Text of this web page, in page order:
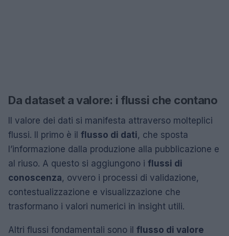
Da dataset a valore: i flussi che contano
Il valore dei dati si manifesta attraverso molteplici
flussi. Il primo è il flusso di dati, che sposta
l’informazione dalla produzione alla pubblicazione e
al riuso. A questo si aggiungono i flussi di
conoscenza, ovvero i processi di validazione,
contestualizzazione e visualizzazione che
trasformano i valori numerici in insight utili.
Altri flussi fondamentali sono il flusso di valore